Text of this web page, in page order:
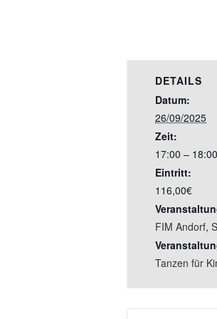
DETAILS
Datum:
26/09/2025
Zeit:
17:00 – 18:00
Eintritt:
116,00€
FIM Andorf,
Tanzen für